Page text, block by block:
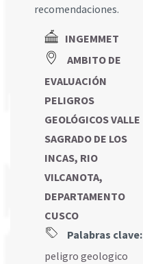
recomendaciones.
INGEMMET
AMBITO DE
EVALUACIÓN
PELIGROS
GEOLÓGICOS VALLE
SAGRADO DE LOS
INCAS, RIO
VILCANOTA,
DEPARTAMENTO
CUSCO
Palabras clave:
peligro geologico